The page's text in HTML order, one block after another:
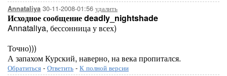
Annataliya 30-11-2008-01:56 удалить
Исходное сообщение deadly_nightshade
Annataliya, бессонница у всех)
Точно)))
А запахом Курский, наверно, на века пропитался.
Обратиться - Ответить - К полной версии